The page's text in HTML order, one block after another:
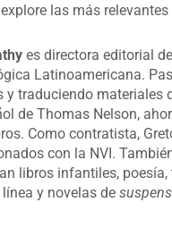
las más
es directora editorial
Latinoamericana.
y traduciendo materiales
de Thomas Nelson,
Como contratista,
con la NVI.
libros infantiles,
y novelas de